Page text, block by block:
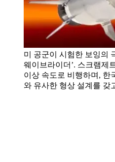
미 공군이 시험한 보잉의
웨이브라이더’. 스크램제
이상 속도로 비행하며, 한
와 유사한 형상 설계를 갖